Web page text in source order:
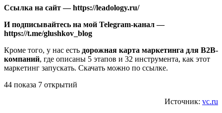
Ссылка на сайт — https://leadology.ru/
И подписывайтесь на мой Telegram-канал —
https://t.me/glushkov_blog
Кроме того, у нас есть дорожная карта маркетинга для В2В-
компаний, где описаны 5 этапов и 32 инструмента, как этот
маркетинг запускать. Скачать можно по ссылке.
44 показа 7 открытий
Источник: vc.ru